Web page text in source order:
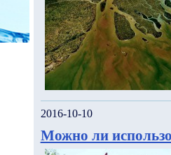
2016-10-10
Можно ли